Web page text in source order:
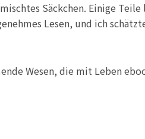
Säckchen. Einige
Lesen, und ich
Wesen, die mit Leben